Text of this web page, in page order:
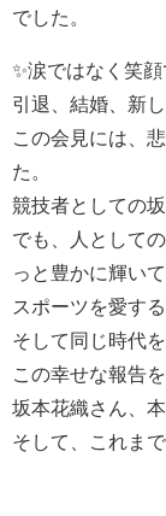
でした。
✨涙ではなく笑
引退、結婚、新し
この会見には、
た。
競技者としての
でも、人として
っと豊かに輝いて
スポーツを愛す
そして同じ時代
この幸せな報告
坂本花織さん、
そして、これま